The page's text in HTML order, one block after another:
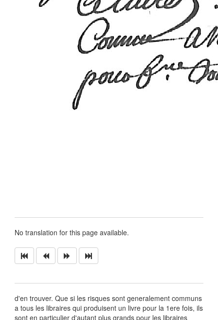
No translation for this page available.
d'en trouver. Que si les risques sont generalement communs
a tous les libraires qui produisent un livre pour la 1ere fois, ils
sont en particulier d'autant plus grands pour les libraires